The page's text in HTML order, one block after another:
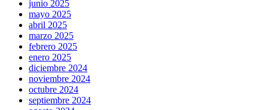
junio 2025
mayo 2025
abril 2025
marzo 2025
febrero 2025
enero 2025
diciembre 2024
noviembre 2024
octubre 2024
septiembre 2024